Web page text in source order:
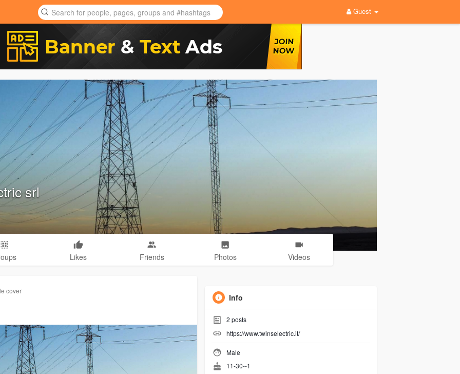
Guest
srl
Likes Friends Photos Videos
cover
Info
2 posts
https://www.twinselectric.it/
Male
11-30--1